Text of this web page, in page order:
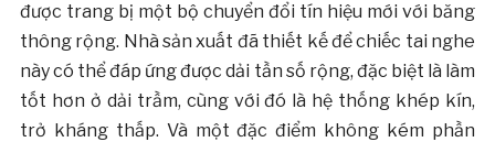
được trang bị một bộ chuyển đổi tín hiệu mới với băng
thông rộng. Nhà sản xuất đã thiết kế để chiếc tai nghe
này có thể đáp ứng được dải tần số rộng, đặc biệt là làm
tốt hơn ở dải trầm, cùng với đó là hệ thống khép kín,
trở kháng thấp. Và một đặc điểm không kém phần